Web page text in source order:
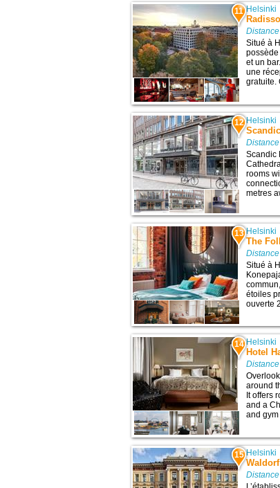
11 Helsinki
Situé à
et un
une
gratuite.
12 Helsinki
Scandic
rooms
metres
13 Helsinki
The
Situé à
étoiles
ouverte
14 Helsinki
Hotel
around
It offers
and a
and
15 Helsinki